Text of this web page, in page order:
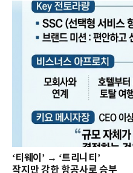
‘티웨이’ → ‘트리니티’
작지만 강한 항공사로 승부